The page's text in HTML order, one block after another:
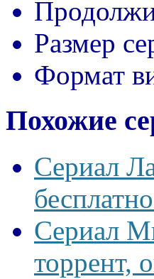
Размер
Формат
Похожие
Сериал
Сериал
торрент,